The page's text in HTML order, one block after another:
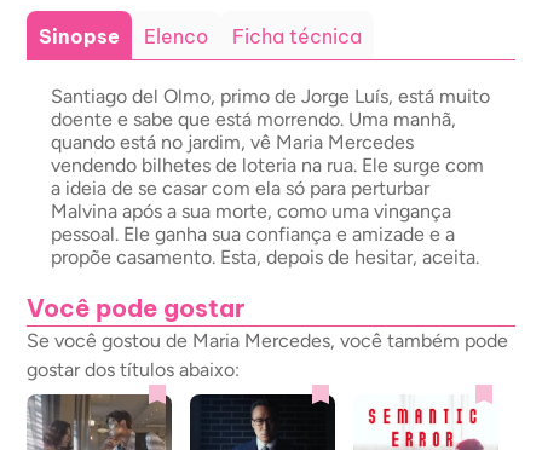
Sinopse Elenco Ficha técnica
Santiago del Olmo, primo de Jorge Luís, está muito
doente e sabe que está morrendo. Uma manhã,
quando está no jardim, vê Maria Mercedes
vendendo bilhetes de loteria na rua. Ele surge com
a ideia de se casar com ela só para perturbar
Malvina após a sua morte, como uma vingança
pessoal. Ele ganha sua confiança e amizade e a
propõe casamento. Esta, depois de hesitar, aceita.
Você pode gostar
Se você gostou de Maria Mercedes, você também pode
gostar dos títulos abaixo: